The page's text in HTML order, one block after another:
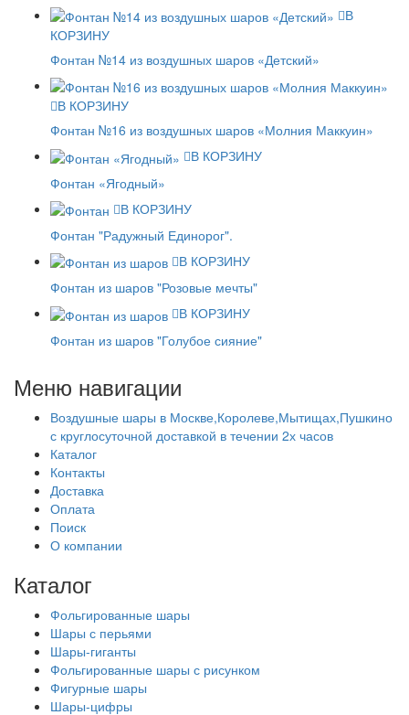
В
КОРЗИНУ
Фонтан №14 из воздушных шаров «Детский»
В КОРЗИНУ
Фонтан №16 из воздушных шаров «Молния Маккуин»
В КОРЗИНУ
Фонтан «Ягодный»
В КОРЗИНУ
Фонтан "Радужный Единорог".
В КОРЗИНУ
Фонтан из шаров "Розовые мечты"
В КОРЗИНУ
Фонтан из шаров "Голубое сияние"
Меню навигации
Воздушные шары в Москве,Королеве,Мытищах,Пушкино
с круглосуточной доставкой в течении 2х часов
Каталог
Контакты
Доставка
Оплата
Поиск
О компании
Каталог
Фольгированные шары
Шары с перьями
Шары-гиганты
Фольгированные шары с рисунком
Фигурные шары
Шары-цифры